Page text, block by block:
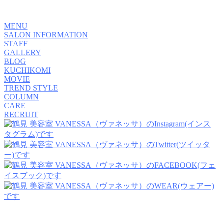
MENU
SALON INFORMATION
STAFF
GALLERY
BLOG
KUCHIKOMI
MOVIE
TREND STYLE
COLUMN
CARE
RECRUIT